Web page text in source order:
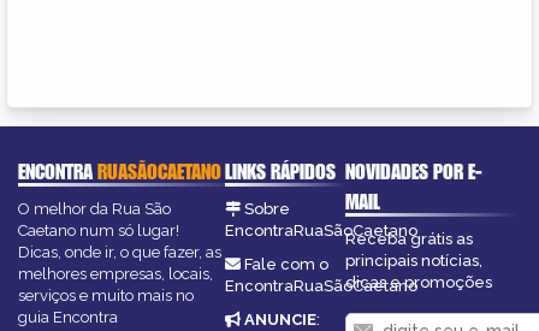
ENCONTRARUASÃOCAETANO
O melhor da Rua São
Caetano num só lugar!
Dicas, onde ir, o que fazer, as
melhores empresas, locais,
serviços e muito mais no
guia Encontra
LINKS RÁPIDOS
Sobre
EncontraRuaSãoCaetano
Fale com o
EncontraRuaSãoCaetano
ANUNCIE:
NOVIDADES POR E-
MAIL
Receba grátis as
principais notícias,
dicas e promoções